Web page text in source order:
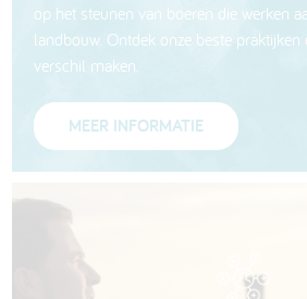
op het steunen van boeren die werken
landbouw. Ontdek onze beste
verschil maken.
MEER INFORMATIE